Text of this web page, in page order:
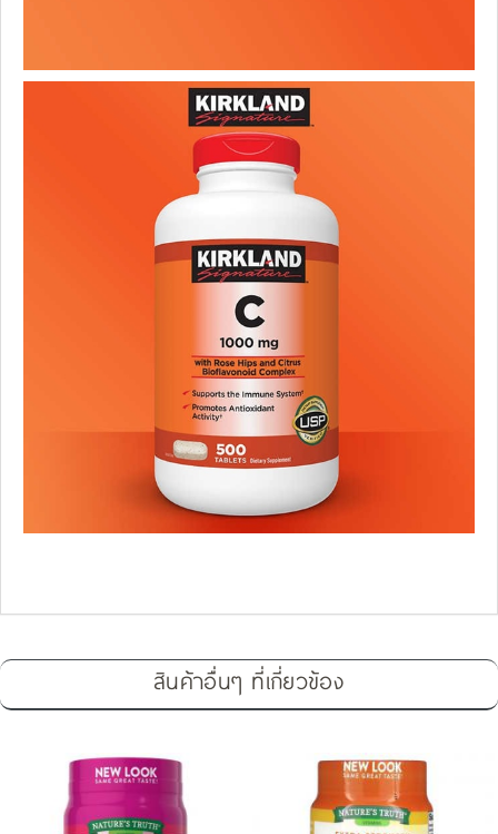
สินค้าอื่นๆ ที่เกี่ยวข้อง